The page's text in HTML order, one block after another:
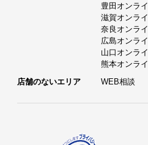
豊田オンラ
滋賀オンラ
奈良オンラ
広島オンラ
山口オンラ
熊本オンラ
店舗のないエリア
WEB相談